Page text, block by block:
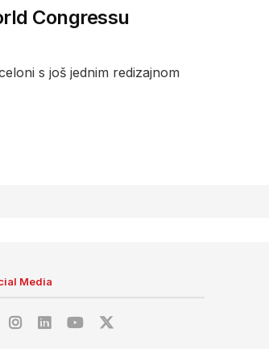
Congressu
s još jednim redizajnom
Media